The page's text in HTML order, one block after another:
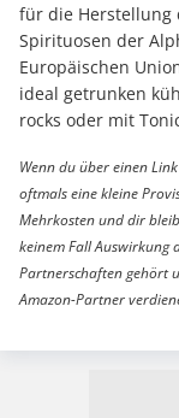
für die Herstellung
Spirituosen der
Europäischen
ideal getrunken
rocks oder mit
Wenn du über einen
oftmals eine kleine
Mehrkosten und dir
keinem Fall Auswirkung
Partnerschaften gehört
Amazon-Partner